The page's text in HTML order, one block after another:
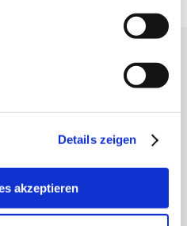
Details zeigen
akzeptieren
Angeboten in
up-to-date.